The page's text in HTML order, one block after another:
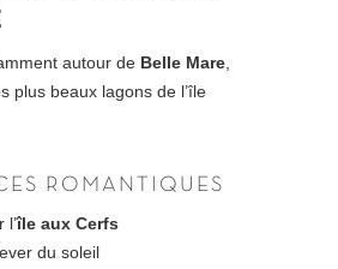
autour de Belle Mare
plus beaux lagons de l’île
ROMANTIQUES
l’île aux Cerfs
du soleil